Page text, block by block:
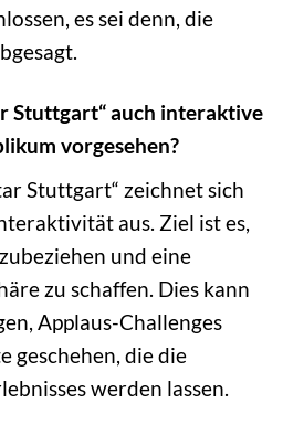
es sei denn, die
Stuttgart“ auch interaktive
vorgesehen?
Stuttgart“ zeichnet sich
aus. Ziel ist es,
und eine
zu schaffen. Dies kann
Applaus-Challenges
geschehen, die die
werden lassen.